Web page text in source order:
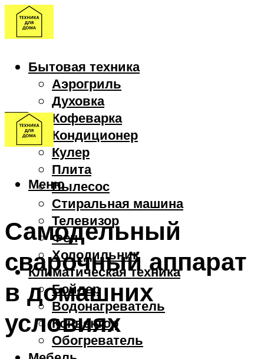
Бытовая техника
Аэрогриль
Духовка
Кофеварка
Кондиционер
Кулер
Плита
Пылесос
Стиральная машина
Телевизор
Фен
Холодильник
Климатическая техника
Бойлер
Водонагреватель
Конвектор
Обогреватель
Меню
Самодельный
сварочный аппарат
в домашних
условиях